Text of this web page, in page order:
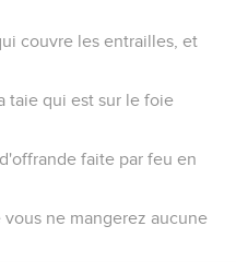
couvre les entrailles, et
taie qui est sur le foie
faite par feu en
ne mangerez aucune